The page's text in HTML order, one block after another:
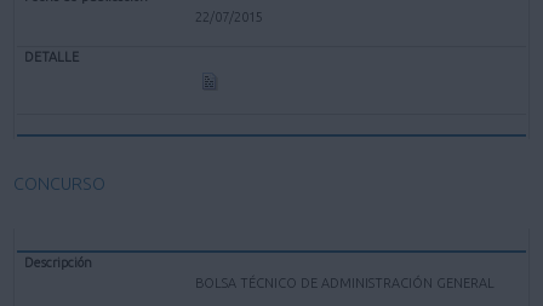
22/07/2015
CONCURSO
BOLSA TÉCNICO DE ADMINISTRACIÓN GENERAL